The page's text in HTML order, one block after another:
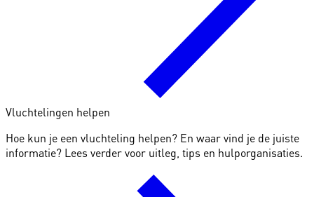
Vluchtelingen helpen
Hoe kun je een vluchteling helpen? En waar vind je de juiste
informatie? Lees verder voor uitleg, tips en hulporganisaties.